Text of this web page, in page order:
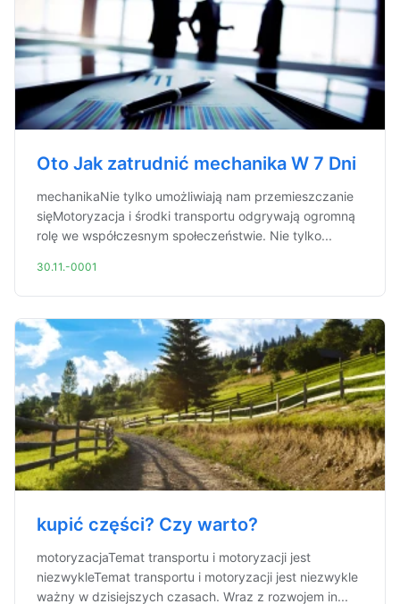
Oto Jak zatrudnić mechanika W 7 Dni
mechanikaNie tylko umożliwiają nam przemieszczanie
sięMotoryzacja i środki transportu odgrywają ogromną
rolę we współczesnym społeczeństwie. Nie tylko...
30.11.-0001
kupić części? Czy warto?
motoryzacjaTemat transportu i motoryzacji jest
niezwykleTemat transportu i motoryzacji jest niezwykle
ważny w dzisiejszych czasach. Wraz z rozwojem in...